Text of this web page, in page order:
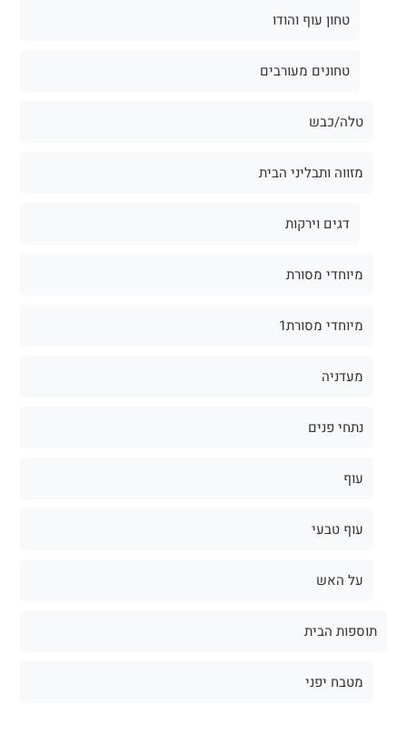
טחון עוף והודו
טחונים מעורבים
טלה/כבש
מזווה ותבליני הבית
דגים וירקות
מיוחדי מסורת
מיוחדי מסורת1
מעדניה
נתחי פנים
עוף
עוף טבעי
על האש
תוספות הבית
מטבח יפני